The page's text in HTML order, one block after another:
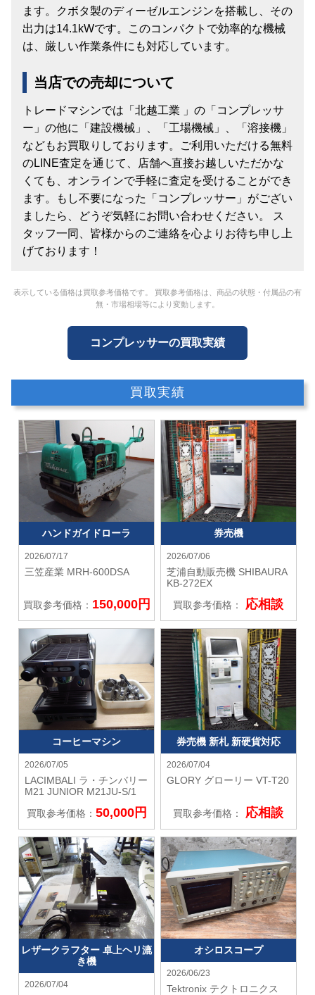
ます。クボタ製のディーゼルエンジンを搭載し、その
出力は14.1kWです。このコンパクトで効率的な機械
は、厳しい作業条件にも対応しています​​。
当店での売却について
トレードマシンでは「北越工業 」の「コンプレッサ
ー」の他に「建設機械」、「工場機械」、「溶接機」
などもお買取りしております。ご利用いただける無料
のLINE査定を通じて、店舗へ直接お越しいただかな
くても、オンラインで手軽に査定を受けることができ
ます。もし不要になった「コンプレッサー」がござい
ましたら、どうぞ気軽にお問い合わせください。 ス
タッフ一同、皆様からのご連絡を心よりお待ち申し上
げております！
表示している価格は買取参考価格です。 買取参考価格は、商品の状態・付属品の有
無・市場相場等により変動します。
コンプレッサーの買取実績
買取実績
ハンドガイドローラ
2026/07/17
三笠産業 MRH-600DSA
買取参考価格： 150,000円
券売機
2026/07/06
芝浦自動販売機 SHIBAURA
KB-272EX
買取参考価格：
応相談
コーヒーマシン
2026/07/05
LACIMBALI ラ・チンバリー
M21 JUNIOR M21JU-S/1
買取参考価格： 50,000円
券売機 新札 新硬貨対応
2026/07/04
GLORY グローリー VT-T20
買取参考価格： 応相談
レザークラフター 卓上ヘリ漉
き機
2026/07/04
オシロスコープ
2026/06/23
Tektronix テクトロニクス